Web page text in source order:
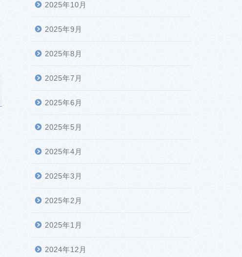
2025年10月
2025年9月
2025年8月
2025年7月
2025年6月
2025年5月
2025年4月
2025年3月
2025年2月
2025年1月
2024年12月